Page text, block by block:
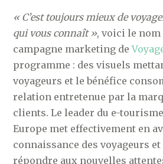
« C’est toujours mieux de
qui vous connaît », voici le
campagne marketing de
programme : des visuels
voyageurs et le bénéfice
relation entretenue par la
clients. Le leader du e-
Europe met effectivement en
connaissance des voyageurs
répondre aux nouvelles